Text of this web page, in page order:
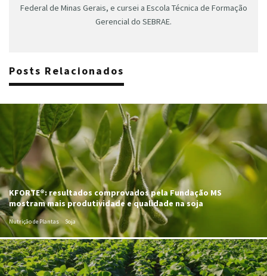
Federal de Minas Gerais, e cursei a Escola Técnica de Formação
Gerencial do SEBRAE.
Posts Relacionados
KFORTE®: resultados comprovados pela Fundação MS
mostram mais produtividade e qualidade na soja
Nutrição de Plantas Soja